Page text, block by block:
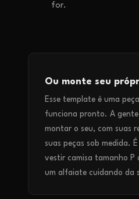
for.
Ou monte seu
Esse template é uma
funciona pronto. A gente
montar o seu, com suas
suas peças sob medida.
vestir camisa tamanho P
um alfaiate cuidando da